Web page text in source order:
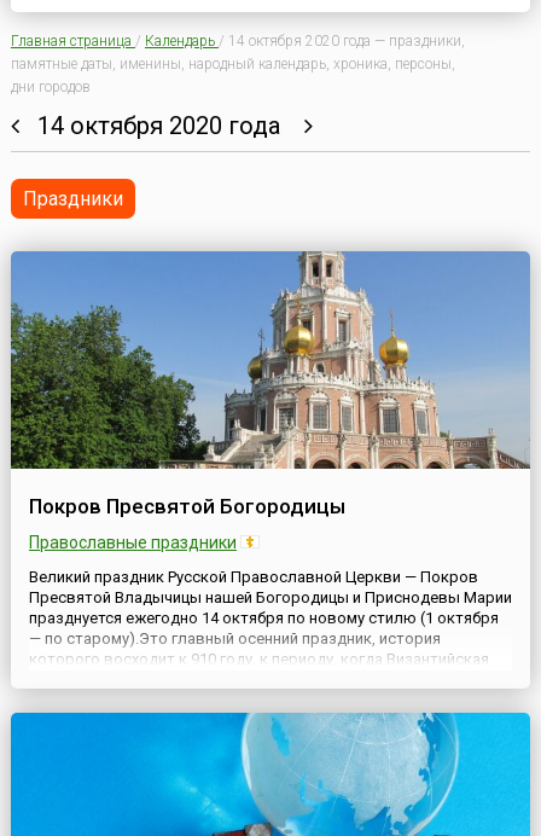
Главная страница / Календарь / 14 октября 2020 года — праздники,
памятные даты, именины, народный календарь, хроника, персоны,
дни городов
14 октября 2020 года
Праздники
Покров Пресвятой Богородицы
Православные праздники
Великий праздник Русской Православной Церкви — Покров
Пресвятой Владычицы нашей Богородицы и Приснодевы Марии
празднуется ежегодно 14 октября по новому стилю (1 октября
— по старому).Это главный осенний праздник, история
которого восходит к 910 году, к периоду, когда Византийская